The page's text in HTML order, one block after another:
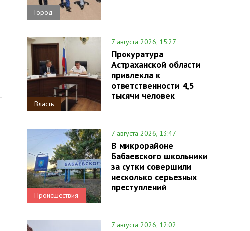
Город
Власть
7 августа 2026, 15:27
Прокуратура
Астраханской области
привлекла к
ответственности 4,5
тысячи человек
Происшествия
7 августа 2026, 13:47
В микрорайоне
Бабаевского школьники
за сутки совершили
несколько серьезных
преступлений
7 августа 2026, 12:02